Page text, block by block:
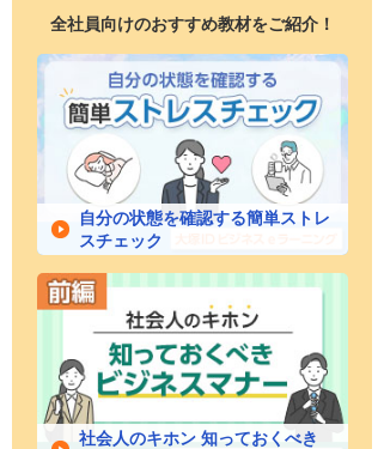
全社員向けのおすすめ教材をご紹介！
自分の状態を確認する簡単ストレ
スチェック
社会人のキホン 知っておくべき